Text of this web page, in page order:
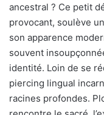
ancestral ? Ce petit
provocant, soulève
son apparence
souvent
identité. Loin de se
piercing lingual
racines profondes.